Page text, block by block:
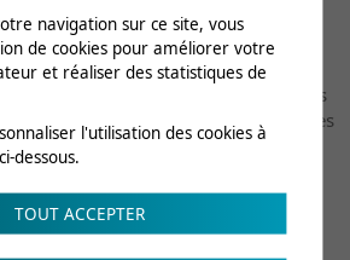
de la nutrition sur la
atteintes articulaires?
sont abordés sous forme de questions
qui se veulent avant tout pratiques
Alain Buchard
navigation sur ce site, vous
de cookies pour améliorer votre
et réaliser des statistiques de
l'utilisation des cookies à
dessous.
TOUT ACCEPTER